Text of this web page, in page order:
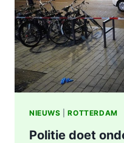
NIEUWS |ROTTERDAM
Politie doet